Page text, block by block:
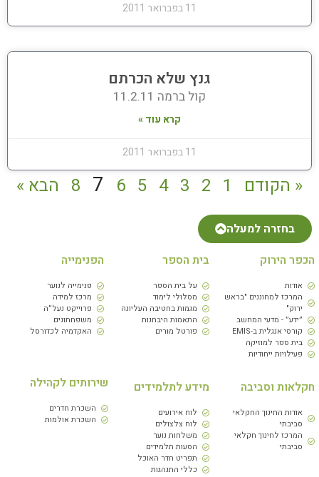
11 בפברואר 2011
גנץ שלא הכרתם
קול ברמה 11.2.11
קרא עוד »
11 בפברואר 2011
« הקודם 1
2
3
4
5
6
7
8 הבא »
בחזרה למעלה
הכפר הירוק
אודות
המרכז למחוננים "בראש
ירוק"
״ידע״ - מדעי המחשב
קורסי אנגלית ב-EMIS
בית ספר למוזיקה
פעילויות ייחודיות
בית הספר
על בית הספר
מסלולי לימוד
מגמות בחטיבה העליונה
התאמות היבחנות
פורטל מורים
הפנימייה
פנימייה לנוער
מרכז למידה
פרוייקט נעל״ה
משפחתונים
האקדמיה לכדורסל
חקלאות וסביבה
אודות החינוך החקלאי
סביבתי
המרכז לחינוך חקלאי
סביבתי
מידע לתלמידים
לוח אירועים
לוח צלצולים
משלחות נוער
הסעות תלמידים
תפריט חדר האוכל
כללי התנהגות
שירותים לקהילה
השכרת חדרים
השכרת אולמות